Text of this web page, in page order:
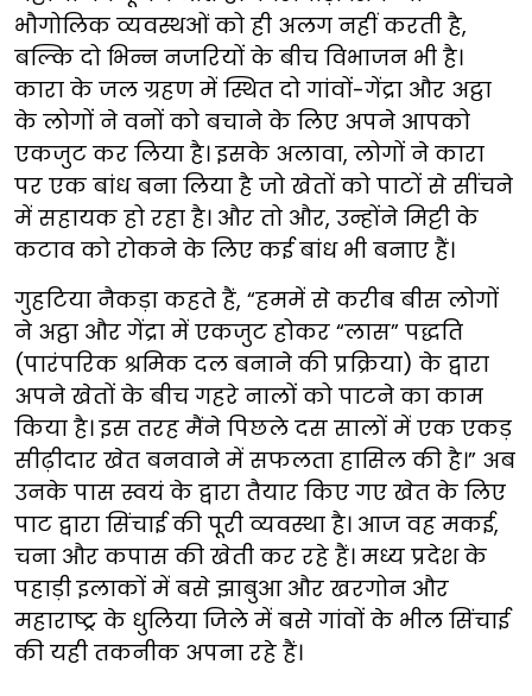
भौगोलिक व्यवस्थओं को ही अलग नहीं करती है,
बल्कि दो भिन्न नजरियों के बीच विभाजन भी है।
कारा के जल ग्रहण में स्थित दो गांवों-गेंद्रा और अट्ठा
के लोगों ने वनों को बचाने के लिए अपने आपको
एकजुट कर लिया है। इसके अलावा, लोगों ने कारा
पर एक बांध बना लिया है जो खेतों को पाटों से सींचने
में सहायक हो रहा है। और तो और, उन्होंने मिट्टी के
कटाव को रोकने के लिए कई बांध भी बनाए हैं।
गुहटिया नैकड़ा कहते हैं, “हममें से करीब बीस लोगों
ने अट्ठा और गेंद्रा में एकजुट होकर “लास” पद्धति
(पारंपरिक श्रमिक दल बनाने की प्रक्रिया) के द्वारा
अपने खेतों के बीच गहरे नालों को पाटने का काम
किया है। इस तरह मैंने पिछले दस सालों में एक एकड़
सीढ़ीदार खेत बनवाने में सफलता हासिल की है।” अब
उनके पास स्वयं के द्वारा तैयार किए गए खेत के लिए
पाट द्वारा सिंचाई की पूरी व्यवस्था है। आज वह मकई,
चना और कपास की खेती कर रहे हैं। मध्य प्रदेश के
पहाड़ी इलाकों में बसे झाबुआ और खरगोन और
महाराष्ट्र के धुलिया जिले में बसे गांवों के भील सिंचाई
की यही तकनीक अपना रहे हैं।